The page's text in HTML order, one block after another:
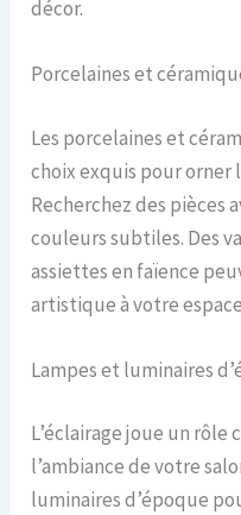
décor.
Porcelaines et
Les porcelaines et
choix exquis pour orner
Recherchez des pièces
couleurs subtiles. Des
assiettes en faïence
artistique à votre
Lampes et luminaires
L’éclairage joue un rôle
l’ambiance de votre
luminaires d’époque